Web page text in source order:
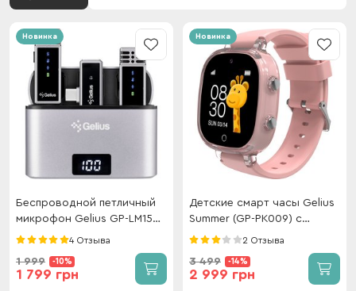
Новинка
Беспроводной петличный
микрофон Gelius GP-LM15
(Type-C) Titan
4 Отзыва
1 999 -10%
1 799 грн
Новинка
Детские смарт часы Gelius
Summer (GP-PK009) с
GPS/4G/ESIM Pink
2 Отзыва
3 499 -14%
2 999 грн